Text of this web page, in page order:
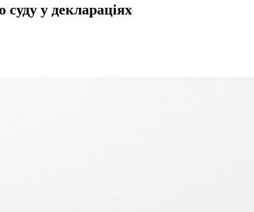
у деклараціях